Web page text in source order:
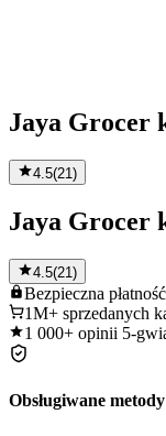
Jaya Grocer
4.5(21 )
Jaya Grocer
4.5(21)
Bezpieczna płatność
1M+ sprzedanych
1 000+ opinii 5-
Obsługiwane